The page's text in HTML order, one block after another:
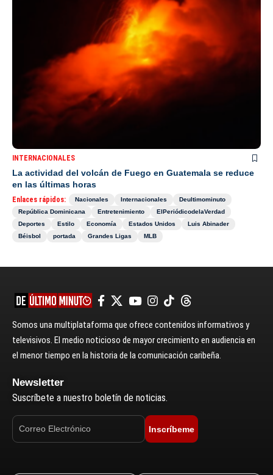
INTERNACIONALES
La actividad del volcán de Fuego en Guatemala se reduce
en las últimas horas
Enlaces rápidos: Nacionales Internacionales
Deultimominuto
República Dominicana
Entretenimiento
ElPeriódicodelaVerdad
Deportes
Estilo Economía Estados Unidos
Luis Abinader
Béisbol
portada Grandes Ligas MLB
Somos una multiplataforma que ofrece contenidos informativos y
televisivos. El medio noticioso de mayor crecimiento en audiencia en
el menor tiempo en la historia de la comunicación caribeña.
Newsletter
Suscríbete a nuestro boletín de noticias.
Inscríbeme